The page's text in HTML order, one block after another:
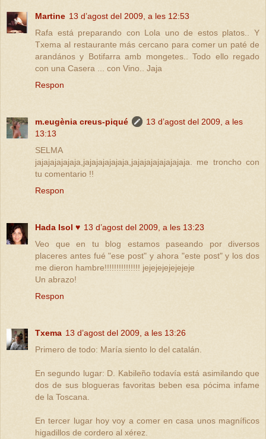
Martine 13 d’agost del 2009, a les 12:53
Rafa está preparando con Lola uno de estos platos.. Y
Txema al restaurante más cercano para comer un paté de
arandános y Botifarra amb mongetes.. Todo ello regado
con una Casera ... con Vino.. Jaja
Respon
m.eugènia creus-piqué
13 d’agost del 2009, a les
13:13
SELMA
jajajajajajaja,jajajajajajaja,jajajajajajajajaja. me troncho con
tu comentario !!
Respon
Hada Isol ♥ 13 d’agost del 2009, a les 13:23
Veo que en tu blog estamos paseando por diversos
placeres antes fué "ese post" y ahora "este post" y los dos
me dieron hambre!!!!!!!!!!!!!!! jejejejejejejeje
Un abrazo!
Respon
Txema 13 d’agost del 2009, a les 13:26
Primero de todo: María siento lo del catalán.
En segundo lugar: D. Kabileño todavía está asimilando que
dos de sus blogueras favoritas beben esa pócima infame
de la Toscana.
En tercer lugar hoy voy a comer en casa unos magníficos
higadillos de cordero al xérez.